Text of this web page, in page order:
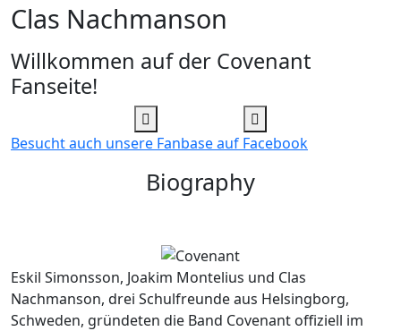
Clas Nachmanson
Willkommen auf der Covenant
Fanseite!
Besucht auch unsere Fanbase auf Facebook
Biography
Eskil Simonsson, Joakim Montelius und Clas
Nachmanson, drei Schulfreunde aus Helsingborg,
Schweden, gründeten die Band Covenant offiziell im